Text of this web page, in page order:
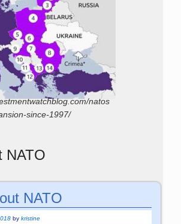
natos
since-1997/
NATO
NATO
bykristine